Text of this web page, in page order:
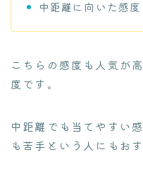
中距離に向いた感度
こちらの感度も人気が
度です。
中距離でも当てやすい
も苦手という人にもお